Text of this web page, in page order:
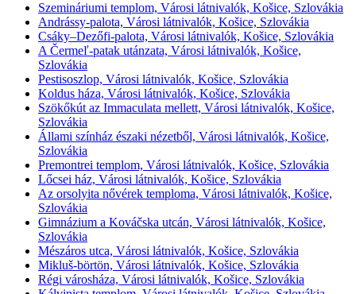
Szemináriumi templom, Városi látnivalók, Košice, Szlovákia
Andrássy-palota, Városi látnivalók, Košice, Szlovákia
Csáky–Dezőfi-palota, Városi látnivalók, Košice, Szlovákia
A Čermeľ-patak utánzata, Városi látnivalók, Košice,
Szlovákia
Pestisoszlop, Városi látnivalók, Košice, Szlovákia
Koldus háza, Városi látnivalók, Košice, Szlovákia
Szökőkút az Immaculata mellett, Városi látnivalók, Košice,
Szlovákia
Állami színház északi nézetből, Városi látnivalók, Košice,
Szlovákia
Premontrei templom, Városi látnivalók, Košice, Szlovákia
Lőcsei ház, Városi látnivalók, Košice, Szlovákia
Az orsolyita nővérek temploma, Városi látnivalók, Košice,
Szlovákia
Gimnázium a Kováčska utcán, Városi látnivalók, Košice,
Szlovákia
Mészáros utca, Városi látnivalók, Košice, Szlovákia
Mikluš-börtön, Városi látnivalók, Košice, Szlovákia
Régi városháza, Városi látnivalók, Košice, Szlovákia